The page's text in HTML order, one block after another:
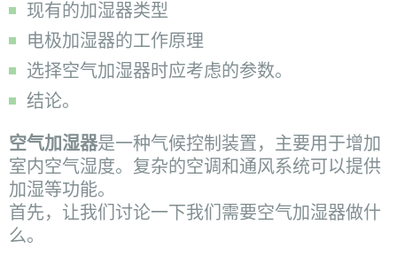
现有的加湿器类型
电极加湿器的工作原理
选择空气加湿器时应考虑的参数。
结论。
空气加湿器是一种气候控制装置，主要用于增加
室内空气湿度。复杂的空调和通风系统可以提供
加湿等功能。
首先，让我们讨论一下我们需要空气加湿器做什
么。